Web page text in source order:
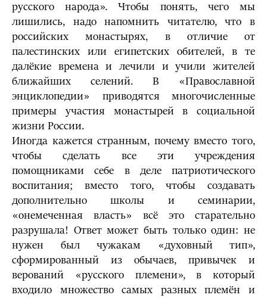
русского народа». Чтобы понять, чего мы
лишились, надо напомнить читателю, что в
российских монастырях, в отличие от
палестинских или египетских обителей, в те
далёкие времена и лечили и учили жителей
ближайших селений. В «Православной
энциклопедии» приводятся многочисленные
примеры участия монастырей в социальной
жизни России.
Иногда кажется странным, почему вместо того,
чтобы сделать все эти учреждения
помощниками себе в деле патриотического
воспитания; вместо того, чтобы создавать
дополнительно школы и семинарии,
«онемеченная власть» всё это старательно
разрушала! Ответ может быть только один: не
нужен был чужакам «духовный тип»,
сформированный из обычаев, привычек и
верований «русского племени», в который
входило множество самых разных племён и